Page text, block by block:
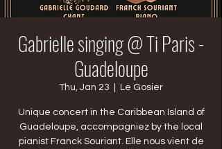
Gabrielle singing @ Ti Paris -
Guadeloupe
Thu, Jan 23 Le Gosier
Unique concert in the Caribbean Island of
Guadeloupe, accompagniez by the local
pianist Franck Souriant. Elle nous vient de